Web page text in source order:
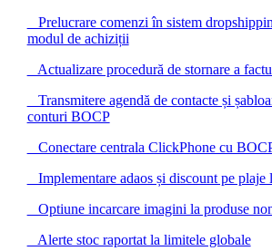
Prelucrare comenzi în sistem
modul de achiziții
Actualizare procedură de stornare a
Transmitere agendă de contacte și
conturi BOCP
Conectare centrala ClickPhone cu
Implementare adaos și discount pe
Optiune incarcare imagini la produse
Alerte stoc raportat la limitele globale